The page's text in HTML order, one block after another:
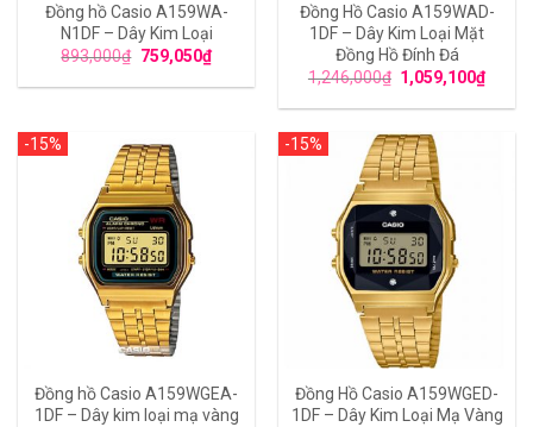
Đồng hồ Casio A159WA-
N1DF – Dây Kim Loại
893,000₫ 759,050₫
Đồng Hồ Casio A159WAD-
1DF – Dây Kim Loại Mặt
Đồng Hồ Đính Đá
1,246,000₫ 1,059,100₫
-15%
Đồng hồ Casio A159WGEA-
1DF – Dây kim loại mạ vàng
-15%
Đồng Hồ Casio A159WGED-
1DF – Dây Kim Loại Mạ Vàng